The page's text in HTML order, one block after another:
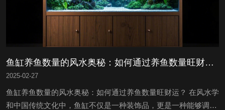
鱼缸养鱼数量的风水奥秘：如何通过养鱼数量旺财运？
2025-02-27
鱼缸养鱼数量的风水奥秘：如何通过养鱼数量旺财运？ 在风水学
和中国传统文化中，鱼缸不仅是一种装饰品，更是一种能够调节